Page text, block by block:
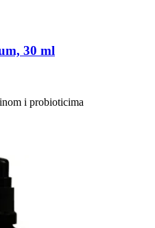
30 ml
i probioticima